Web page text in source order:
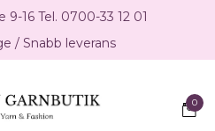
16 Tel. 0700-33 12 01
/ Snabb leverans
0